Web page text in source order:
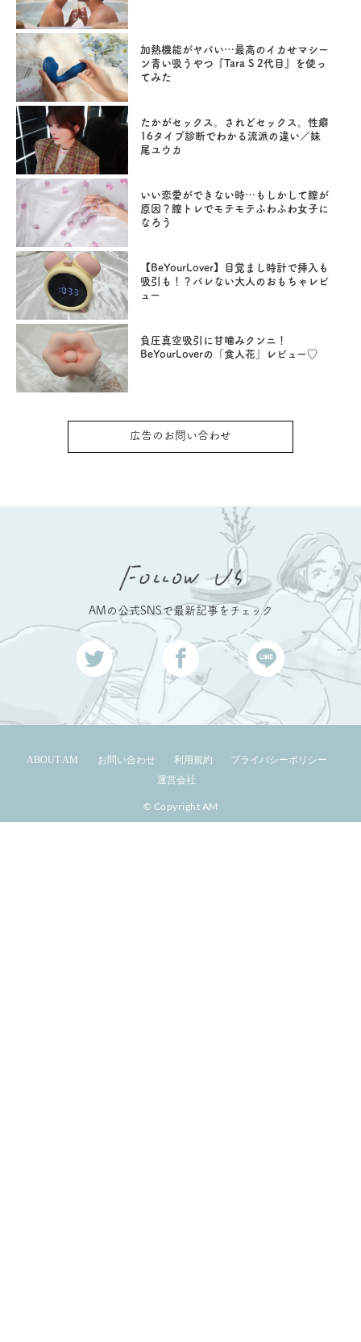
加熱機能がヤバい…最高のイカせマシー
ン青い吸うやつ『Tara S 2代目』を使っ
てみた
たかがセックス。されどセックス。性癖
16タイプ診断でわかる流派の違い／妹
尾ユウカ
いい恋愛ができない時…もしかして膣が
原因？膣トレでモテモテふわふわ女子に
なろう
【BeYourLover】目覚まし時計で挿入も
吸引も！？バレない大人のおもちゃレビ
ュー
負圧真空吸引に甘噛みクンニ！
BeYourLoverの「食人花」レビュー♡
広告のお問い合わせ
AMの公式SNSで最新記事をチェック
ABOUT AM お問い合わせ 利用規約
プライバシーポリシー
運営会社
© Copyright AM